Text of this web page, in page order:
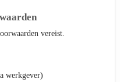
vereist.
werkgever)